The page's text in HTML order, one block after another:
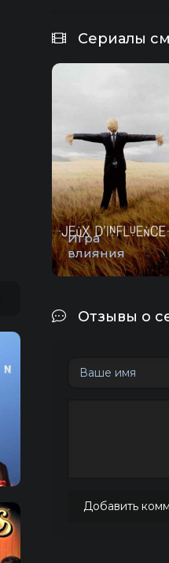
Сериалы
Игра
влияния
Отзывы о
Добавить